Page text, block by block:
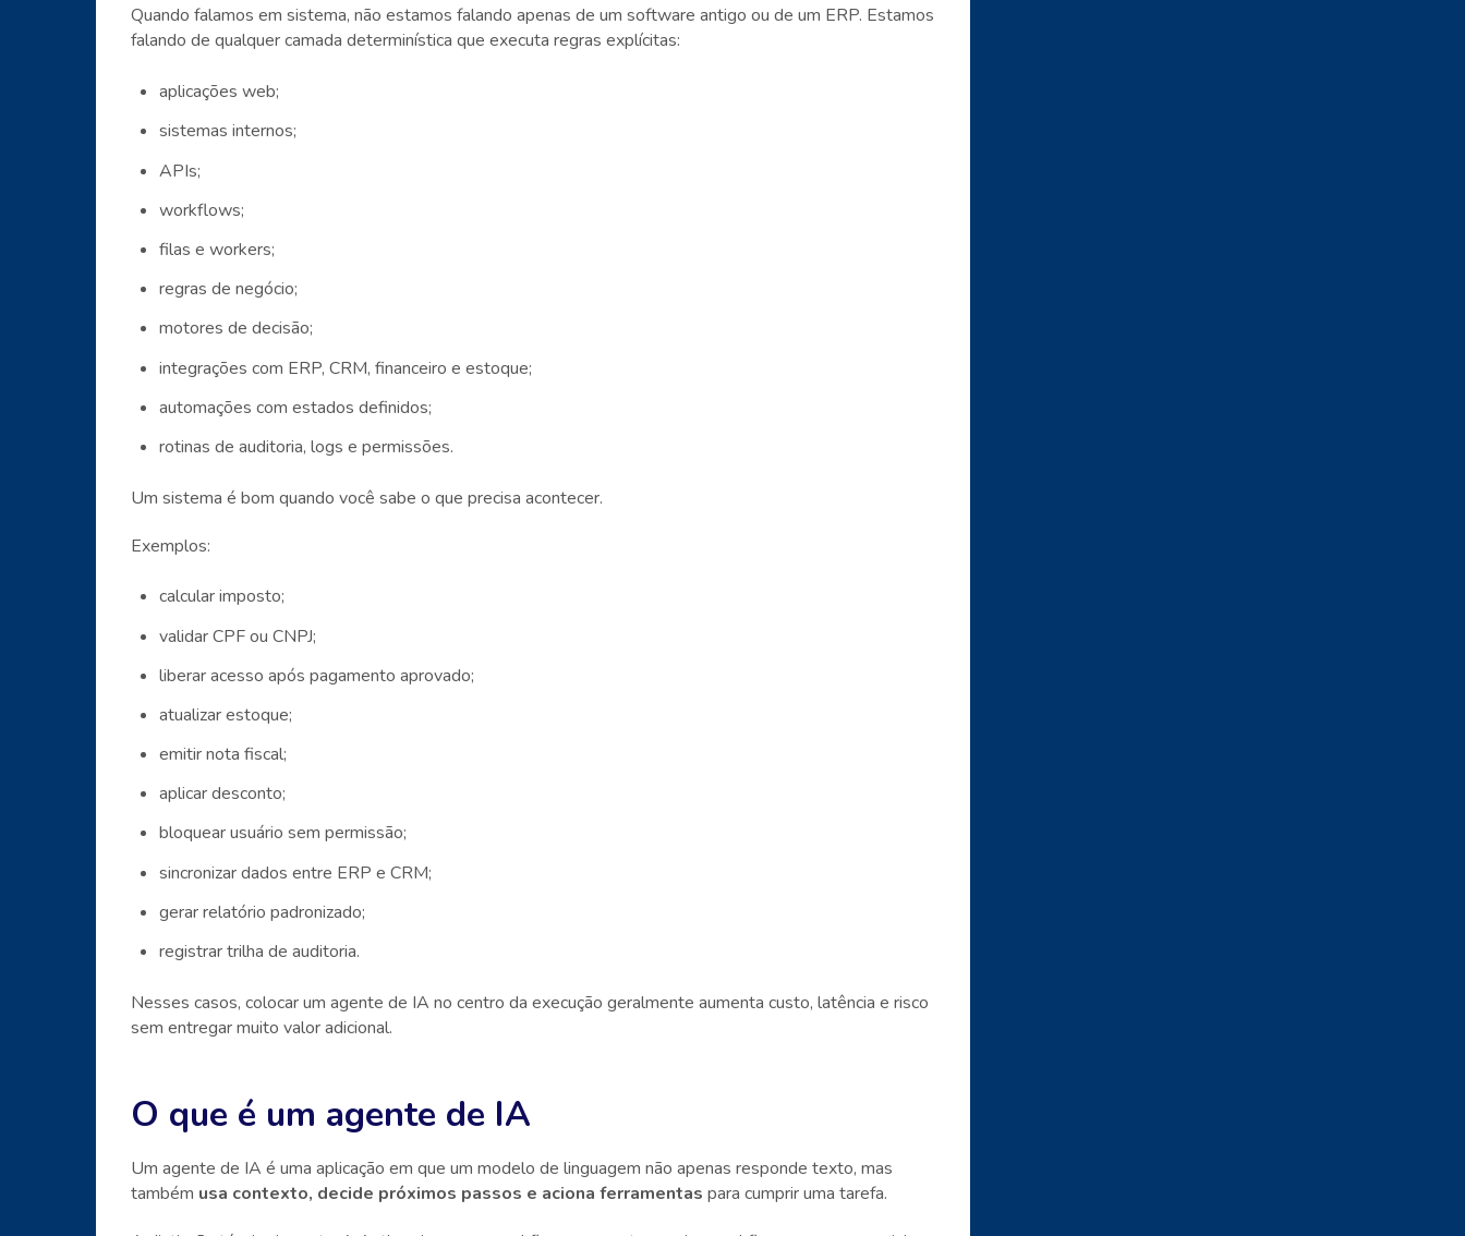
Quando falamos em sistema, não estamos falando apenas de um software antigo ou de um ERP. Estamos
falando de qualquer camada determinística que executa regras explícitas:
aplicações web;
sistemas internos;
APIs;
workflows;
filas e workers;
regras de negócio;
motores de decisão;
integrações com ERP, CRM, financeiro e estoque;
automações com estados definidos;
rotinas de auditoria, logs e permissões.
Um sistema é bom quando você sabe o que precisa acontecer.
Exemplos:
calcular imposto;
validar CPF ou CNPJ;
liberar acesso após pagamento aprovado;
atualizar estoque;
emitir nota fiscal;
aplicar desconto;
bloquear usuário sem permissão;
sincronizar dados entre ERP e CRM;
gerar relatório padronizado;
registrar trilha de auditoria.
Nesses casos, colocar um agente de IA no centro da execução geralmente aumenta custo, latência e risco
sem entregar muito valor adicional.
O que é um agente de IA
Um agente de IA é uma aplicação em que um modelo de linguagem não apenas responde texto, mas
também usa contexto, decide próximos passos e aciona ferramentas para cumprir uma tarefa.